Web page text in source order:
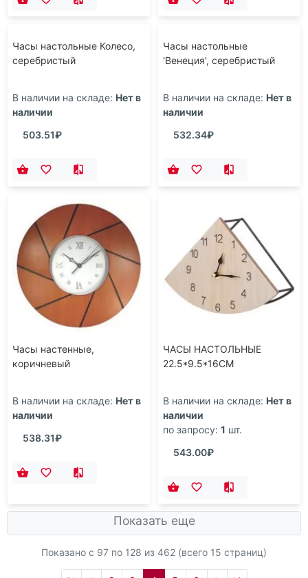
Часы настольные Колесо,
В наличии на складе:
Нет в
наличии
503.51₽
Часы настольные
В наличии на складе:
наличии
532.34₽
Часы настенные,
В наличии на складе: Нет в
наличии
538.31₽
ЧАСЫ НАСТОЛЬНЫЕ
22.5*9.5*16CM
В наличии на складе: Нет в
наличии